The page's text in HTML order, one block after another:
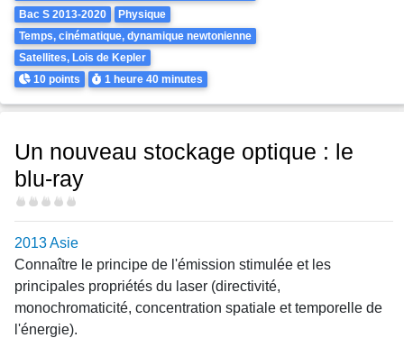
Bac S 2013-2020
Physique
Temps, cinématique, dynamique newtonienne
Satellites, Lois de Kepler
Points
10 points Durée
1 heure40 minutes
Un nouveau stockage optique : le
blu-ray
Difficulté
2013 Asie
Connaître le principe de l'émission stimulée et les
principales propriétés du laser (directivité,
monochromaticité, concentration spatiale et temporelle de
l'énergie).